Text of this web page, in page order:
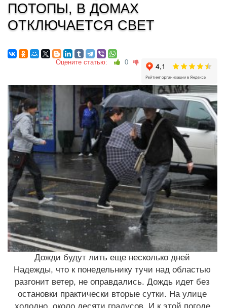
ПОТОПЫ, В ДОМАХ
ОТКЛЮЧАЕТСЯ СВЕТ
Оцените статью: 0
Дожди будут лить еще несколько дней
Надежды, что к понедельнику тучи над областью
разгонит ветер, не оправдались. Дождь идет без
остановки практически вторые сутки. На улице
холодно, около десяти градусов. И к этой погоде